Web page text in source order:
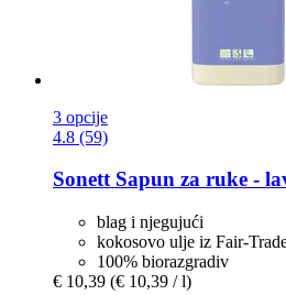
3 opcije
4.8 (59)
SonettSapun za ruke -​
blag i njegujući
kokosovo ulje iz Fair-
100% biorazgradiv
€ 10,39 (€ 10,39 / l)